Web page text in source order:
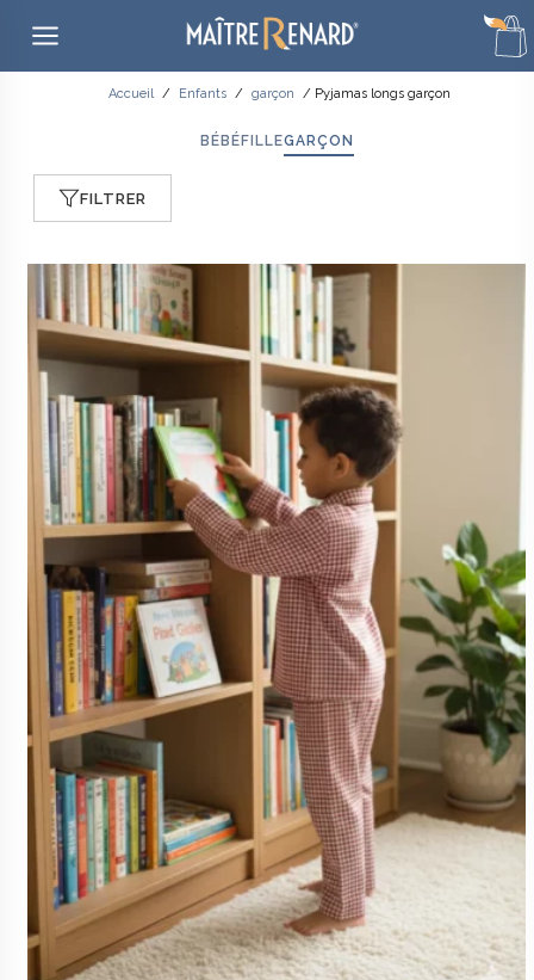
Accueil / Enfants / garçon / Pyjamas longs garçon
BÉBÉ FILLEGARÇON
FILTRER